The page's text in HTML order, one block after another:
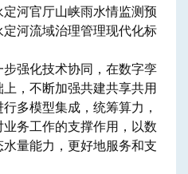
河官厅山峡雨水情监测预
河流域治理管理现代化标
强化技术协同，在数字孪
，不断加强共建共享共用
多模型集成，统筹算力，
务工作的支撑作用，以数
量能力，更好地服务和支